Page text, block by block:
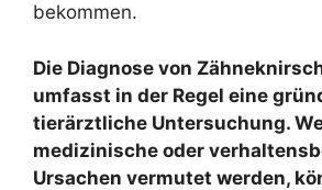
bekommen.
Die Diagnose von
umfasst in der Regel eine
tierärztliche Untersuchung.
medizinische oder
Ursachen vermutet werden,